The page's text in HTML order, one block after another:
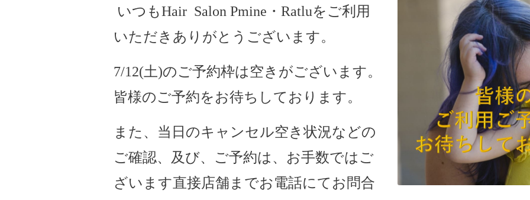
いつもHair Salon Pmine・Ratluをご利用
いただきありがとうございます。
7/12(土)のご予約枠は空きがございます。
皆様のご予約をお待ちしております。
また、当日のキャンセル空き状況などの
ご確認、及び、ご予約は、お手数ではご
ざいます直接店舗までお電話にてお問合